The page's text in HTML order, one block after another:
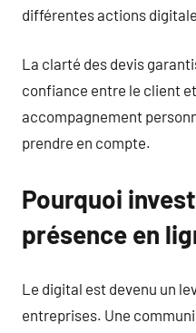
différentes actions
La clarté des devis
confiance entre le client et
accompagnement
prendre en compte.
Pourquoi
présence en
Le digital est devenu un
entreprises. Une